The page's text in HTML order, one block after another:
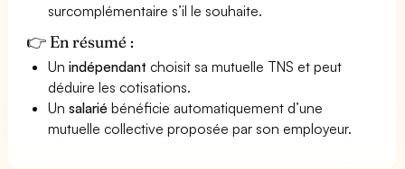
surcomplémentaire s’il le souhaite.
👉 En résumé :
Unindépendant choisit sa mutuelle TNS et peut
déduire les cotisations.
Unsalarié bénéficie automatiquement d’une
mutuelle collective proposée par son employeur.